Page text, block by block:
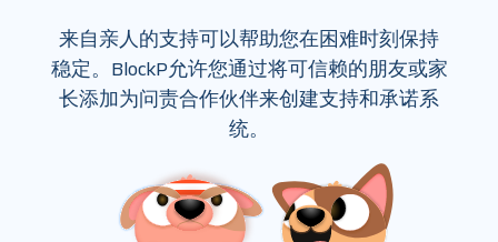
来自亲人的支持可以帮助您在困难时刻保持
稳定。BlockP允许您通过将可信赖的朋友或家
长添加为问责合作伙伴来创建支持和承诺系
统。